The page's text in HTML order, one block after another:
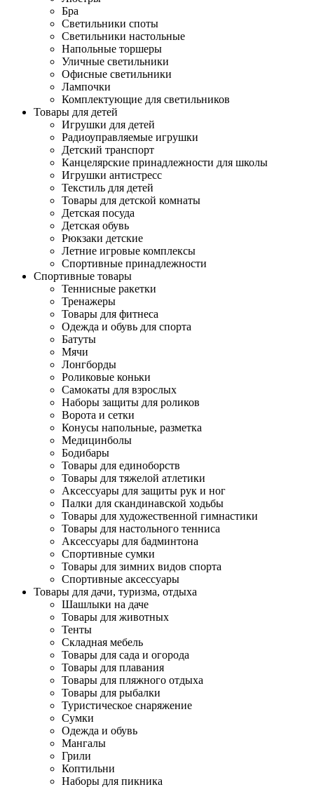
Бра
Светильники споты
Светильники настольные
Напольные торшеры
Уличные светильники
Офисные светильники
Лампочки
Комплектующие для светильников
Товары для детей
Игрушки для детей
Радиоуправляемые игрушки
Детский транспорт
Канцелярские принадлежности для школы
Игрушки антистресс
Текстиль для детей
Товары для детской комнаты
Детская посуда
Детская обувь
Рюкзаки детские
Летние игровые комплексы
Спортивные принадлежности
Спортивные товары
Теннисные ракетки
Тренажеры
Товары для фитнеса
Одежда и обувь для спорта
Батуты
Мячи
Лонгборды
Роликовые коньки
Самокаты для взрослых
Наборы защиты для роликов
Ворота и сетки
Конусы напольные, разметка
Медицинболы
Бодибары
Товары для единоборств
Товары для тяжелой атлетики
Аксессуары для защиты рук и ног
Палки для скандинавской ходьбы
Товары для художественной гимнастики
Товары для настольного тенниса
Аксессуары для бадминтона
Спортивные сумки
Товары для зимних видов спорта
Спортивные аксессуары
Товары для дачи, туризма, отдыха
Шашлыки на даче
Товары для животных
Тенты
Складная мебель
Товары для сада и огорода
Товары для плавания
Товары для пляжного отдыха
Товары для рыбалки
Туристическое снаряжение
Сумки
Одежда и обувь
Мангалы
Грили
Коптильни
Наборы для пикника